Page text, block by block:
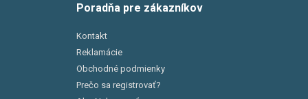
Poradňa pre zákazníkov
Kontakt
Reklamácie
Obchodné podmienky
Prečo sa registrovať?